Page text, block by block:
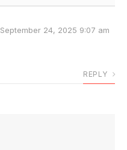
September 24, 2025 9:07 am
REPLY